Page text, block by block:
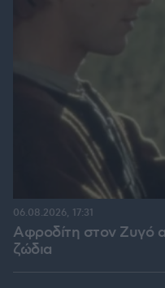
Αφροδίτη στον Ζυγό
ζώδια
06.08.2026, 17:31